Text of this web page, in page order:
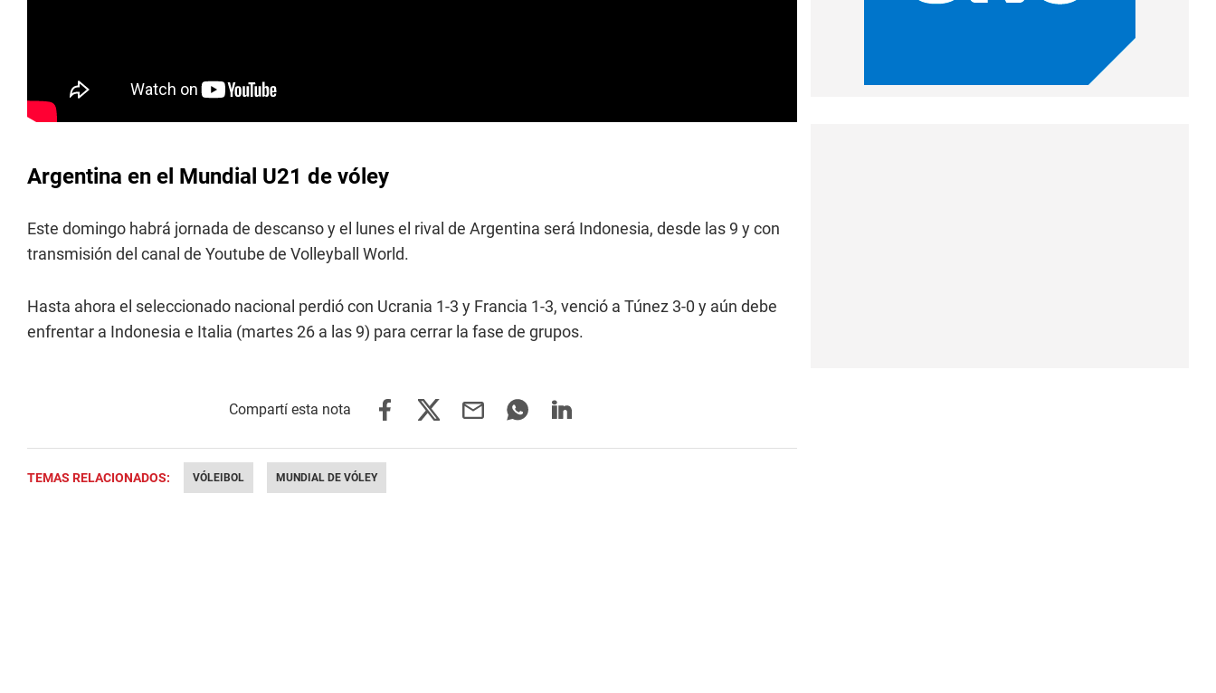
Argentina en el Mundial U21 de vóley
Este domingo habrá jornada de descanso y el lunes el rival de Argentina será Indonesia, desde las 9 y con
transmisión del canal de Youtube de Volleyball World.
Hasta ahora el seleccionado nacional perdió con Ucrania 1-3 y Francia 1-3, venció a Túnez 3-0 y aún debe
enfrentar a Indonesia e Italia (martes 26 a las 9) para cerrar la fase de grupos.
TEMAS RELACIONADOS: VÓLEIBOL MUNDIAL DE VÓLEY